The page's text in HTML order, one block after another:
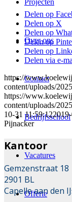
Projecten
Over ons
Contact
Bedrijfsschool
Vacatures
Offerte
Delen op
Delen op X
Delen op
Delen op
Delen op
Delen via e-
https://
content/uploads/
https://
content/uploads/
10-31 11:59:12
Pijnacker
Kantoor
Gemzenstraat 18
2901 BL
Capelle aan den